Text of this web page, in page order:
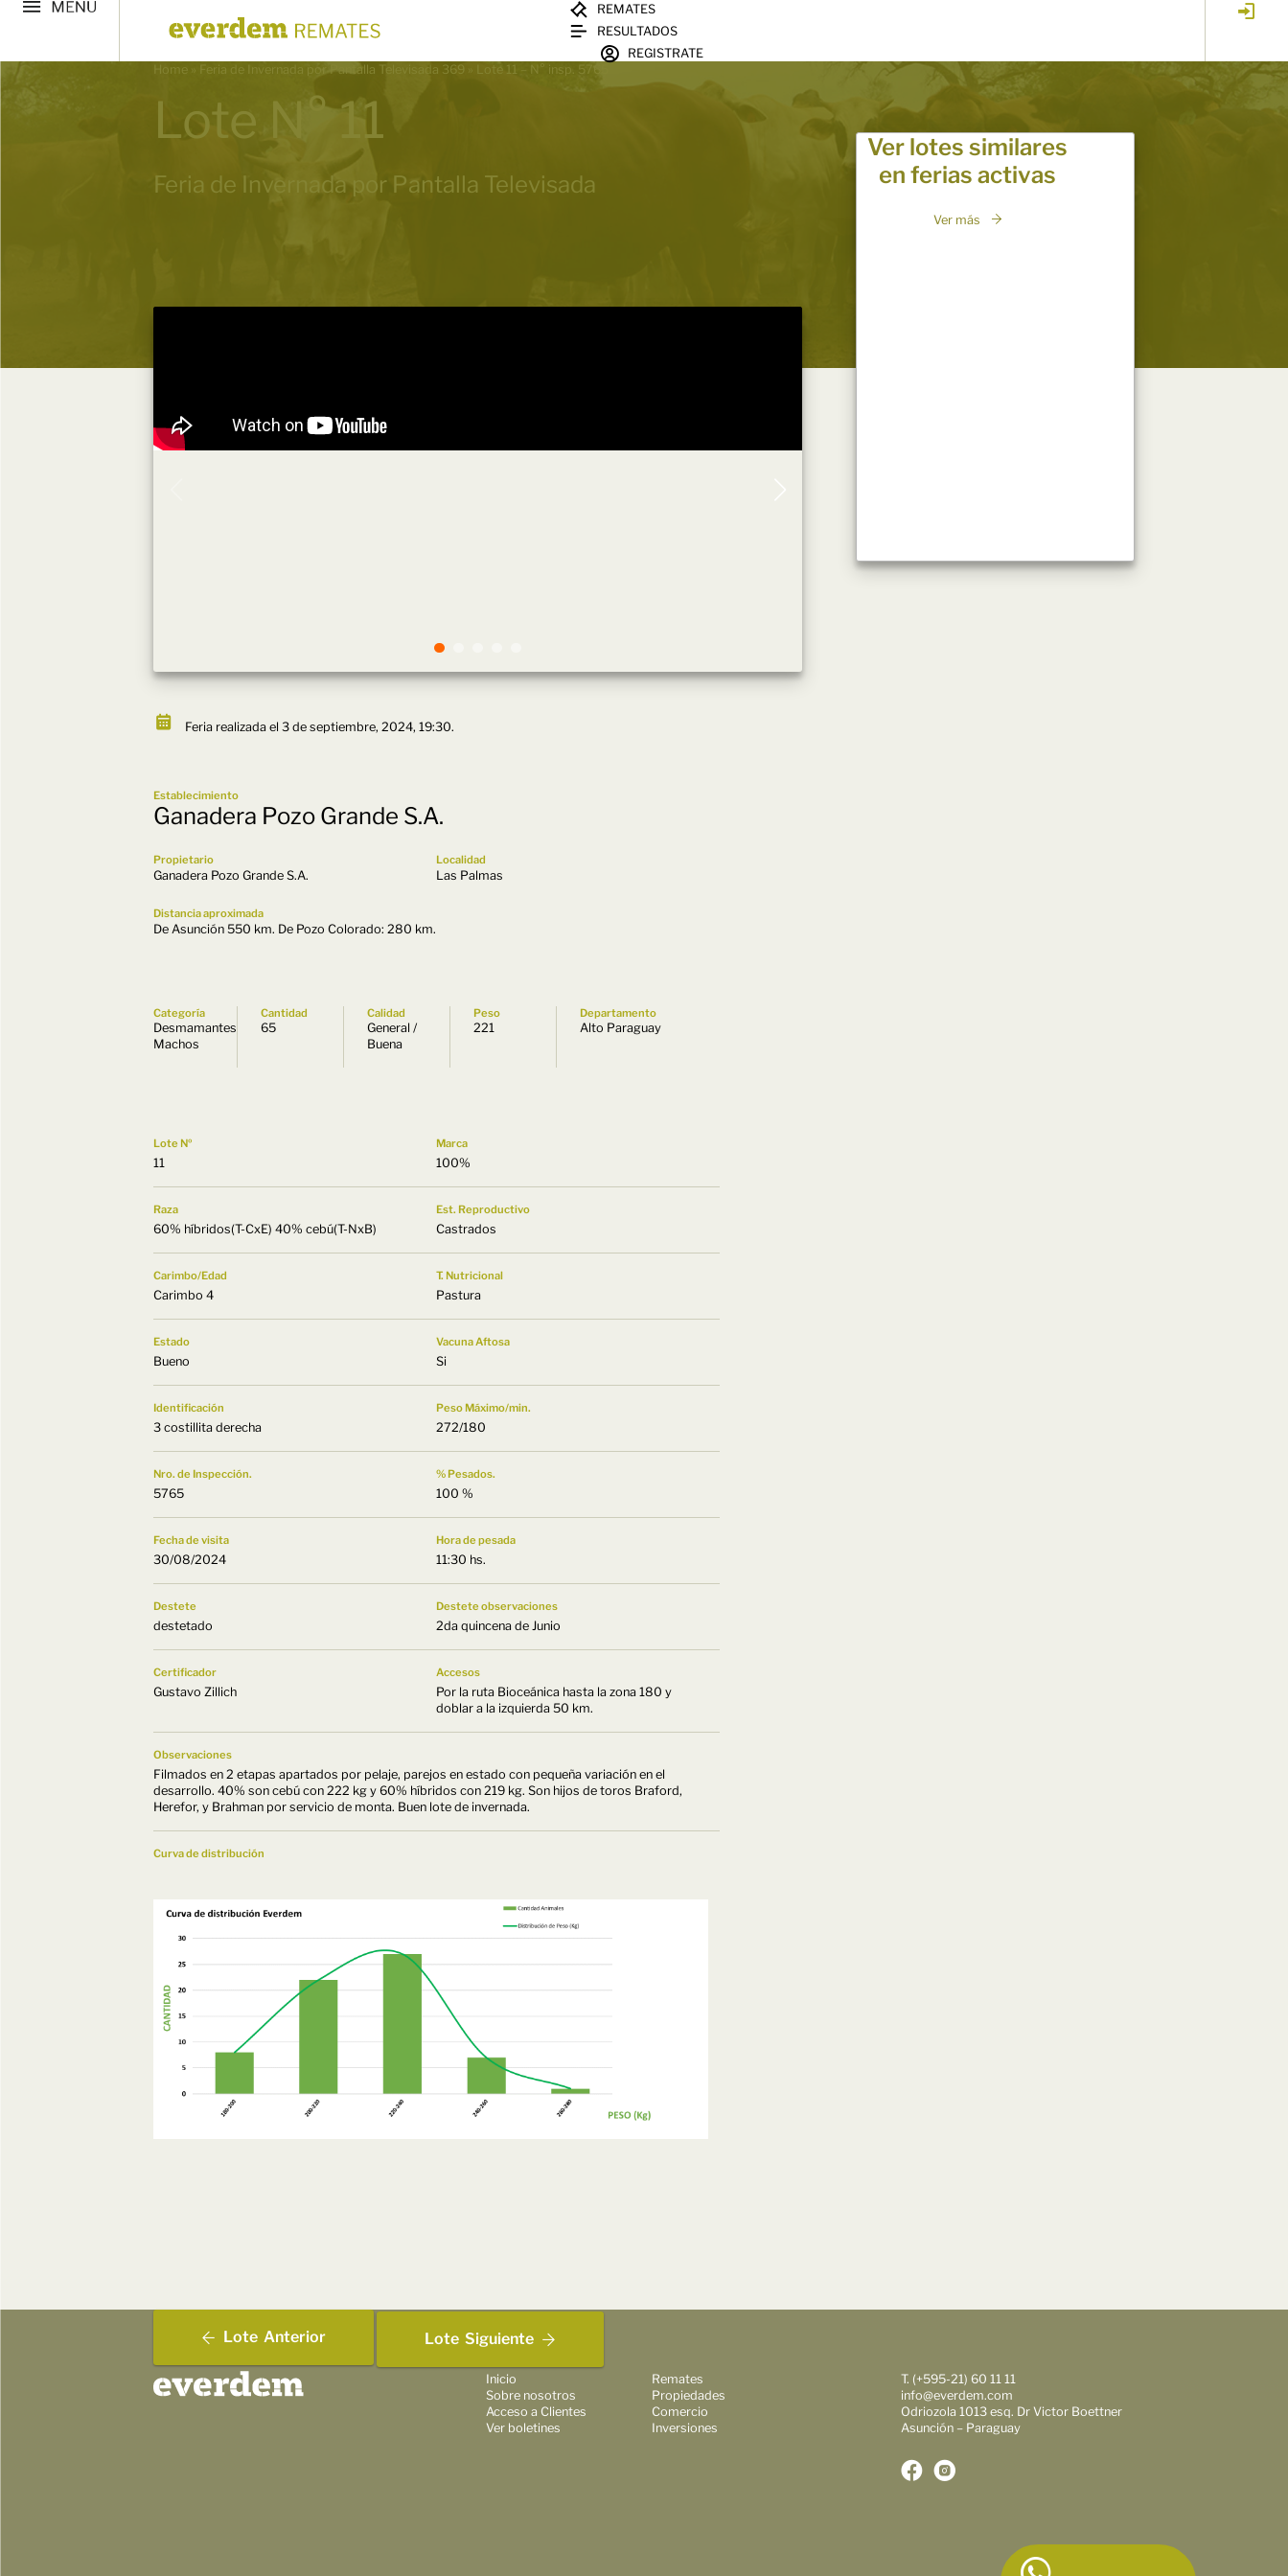
REMATES
RESULTADOS
REGISTRATE
Home » Feria de Invernada por Pantalla Televisada 369 » Lote 11 – N° insp. 5765
Lote N° 11
Feria de Invernada por Pantalla Televisada
Ver lotes similares
en ferias activas
Ver más
Feria realizada el 3 de septiembre, 2024, 19:30.
Establecimiento
Ganadera Pozo Grande S.A.
Propietario
Ganadera Pozo Grande S.A.
Localidad
Las Palmas
Distancia aproximada
De Asunción 550 km. De Pozo Colorado: 280 km.
Categoría
Desmamantes
Machos
Cantidad
65
Calidad
General /
Buena
Peso
221
Departamento
Alto Paraguay
Lote Nº
11
Marca
100%
Raza
60% híbridos(T-CxE) 40% cebú(T-NxB)
Est. Reproductivo
Castrados
Carimbo/Edad
Carimbo 4
T. Nutricional
Pastura
Estado
Bueno
Vacuna Aftosa
Si
Identificación
3 costillita derecha
Peso Máximo/min.
272/180
Nro. de Inspección.
5765
% Pesados.
100 %
Fecha de visita
30/08/2024
Hora de pesada
11:30 hs.
Destete
destetado
Destete observaciones
2da quincena de Junio
Certificador
Gustavo Zillich
Accesos
Por la ruta Bioceánica hasta la zona 180 y
doblar a la izquierda 50 km.
Observaciones
Filmados en 2 etapas apartados por pelaje, parejos en estado con pequeña variación en el
desarrollo. 40% son cebú con 222 kg y 60% híbridos con 219 kg. Son hijos de toros Braford,
Herefor, y Brahman por servicio de monta. Buen lote de invernada.
Curva de distribución
Lote Anterior Lote Siguiente
Inicio
Sobre nosotros
Acceso a Clientes
Ver boletines
Remates
Propiedades
Comercio
Inversiones
T. (+595-21) 60 11 11
info@everdem.com
Odriozola 1013 esq. Dr Victor Boettner
Asunción – Paraguay